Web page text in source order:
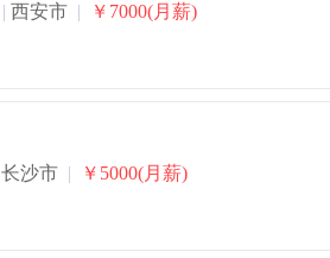
| 西安市 | ￥7000(月薪)
长沙市 | ￥5000(月薪)